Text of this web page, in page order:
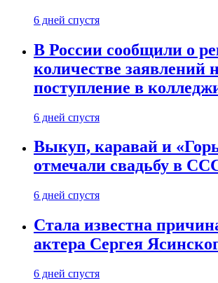
6 дней спустя
В России сообщили о
количестве заявлений
поступление в
6 дней спустя
Выкуп, каравай и
отмечали свадьбу в
6 дней спустя
Стала известна
актера Сергея
6 дней спустя